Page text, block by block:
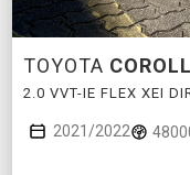
TOYOTA
2.0 VVT-IE FLEX XEI
2021/2022